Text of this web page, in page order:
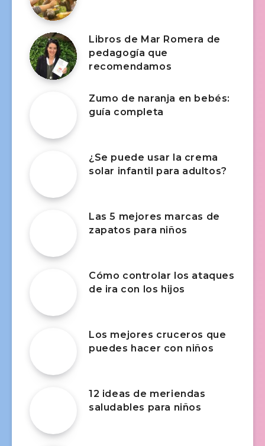
Libros de Mar Romera de
pedagogía que
recomendamos
Zumo de naranja en bebés:
guía completa
¿Se puede usar la crema
solar infantil para adultos?
Las 5 mejores marcas de
zapatos para niños
Cómo controlar los ataques
de ira con los hijos
Los mejores cruceros que
puedes hacer con niños
12 ideas de meriendas
saludables para niños